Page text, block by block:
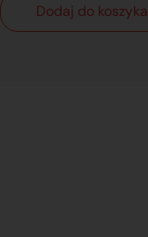
Dodaj do koszyka